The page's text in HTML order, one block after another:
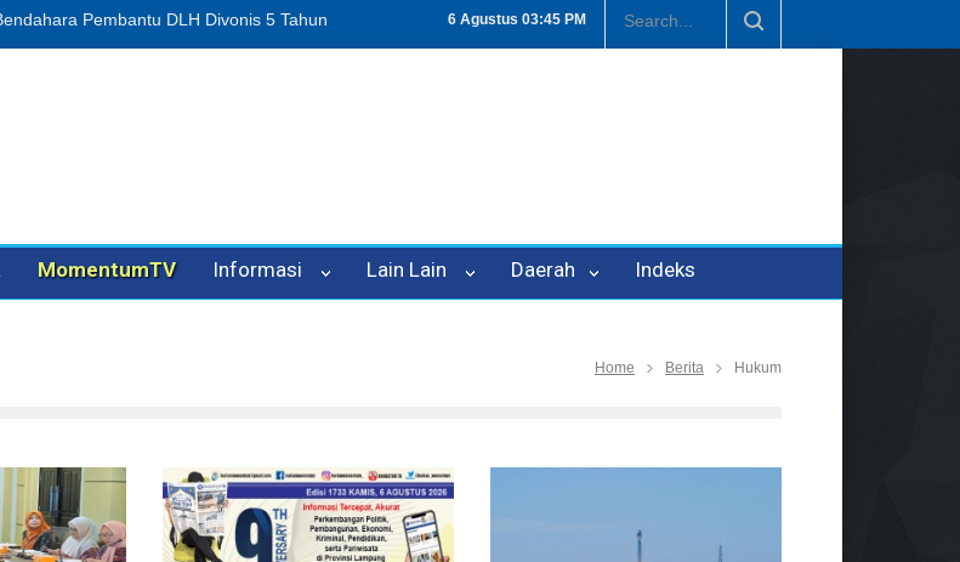
6 Agustus 03:45 PM
Kadis, Kuasa Hukum Pelapor Desak Polisi Tetapkan P-21 Tembus Rp1,6 Triliun, Nilai Investasi di Lamteng Tertinggi di
MomentumTV Informasi Lain Lain Daerah Indeks
Home Berita Hukum